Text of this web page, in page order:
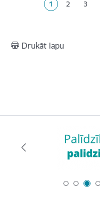
Pašreizējā lapa
1 Lapa
2 Lapa
3
Drukāt lapu